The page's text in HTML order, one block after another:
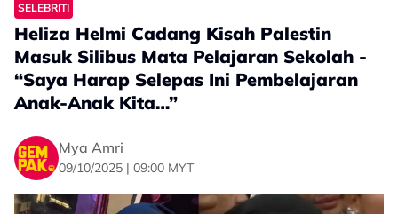
SELEBRITI
Heliza Helmi Cadang Kisah Palestin
Masuk Silibus Mata Pelajaran Sekolah -
“Saya Harap Selepas Ini Pembelajaran
Anak-Anak Kita…”
Mya Amri
09/10/2025 | 09:00 MYT